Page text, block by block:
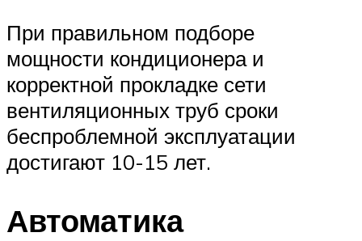
При правильном подборе
мощности кондиционера и
корректной прокладке сети
вентиляционных труб сроки
беспроблемной эксплуатации
достигают 10-15 лет.
Автоматика